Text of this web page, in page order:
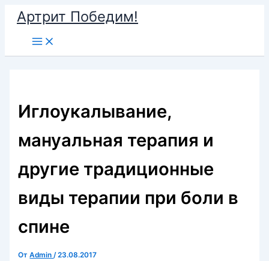
Перейти
содержимому
Артрит Победим!
Main
Menu
Иглоукалывание,
мануальная терапия и
другие традиционные
виды терапии при боли в
спине
ОтAdmin/23.08.2017